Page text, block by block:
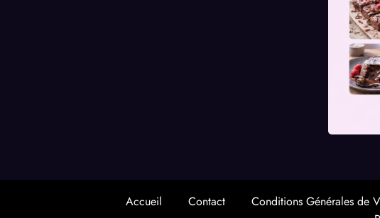
Accueil Contact Conditions Générales de